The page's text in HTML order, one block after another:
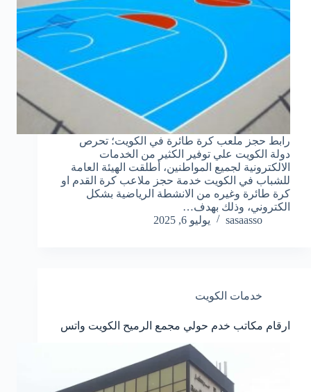
رابط حجز ملعب كرة طائرة في الكويت؛ تحرص
دولة الكويت علي توفير الكثير من الخدمات
الالكترونية لجميع المواطنين، أطلقت الهيئة العامة
للشباب في الكويت خدمة حجز ملاعب كرة القدم او
كرة طائرة وغيره من الانشطة الرياضية بشكل
الكتروني، وذلك بهدف…
sasaasso
يوليو 6, 2025
خدمات الكويت
ارقام مكاتب خدم حولي مجمع الرميح الكويت واتس